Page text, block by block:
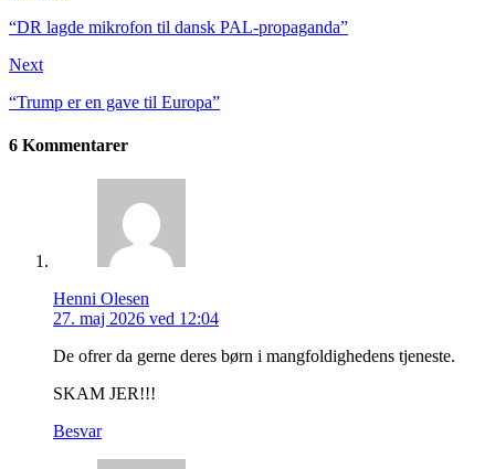
“DR lagde mikrofon til dansk PAL-propaganda”
Next
“Trump er en gave til Europa”
6 Kommentarer
Henni Olesen
27. maj 2026 ved 12:04
De ofrer da gerne deres børn i mangfoldighedens tjeneste.
SKAM JER!!!
Besvar